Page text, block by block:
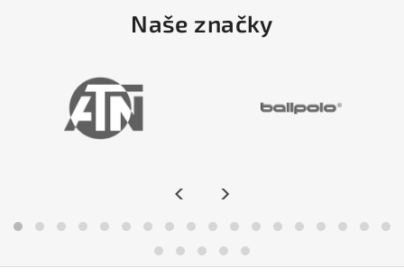
Naše značky
< >